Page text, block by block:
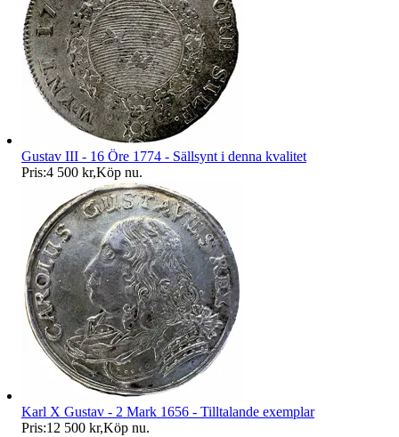
Gustav III - 16 Öre 1774 - Sällsynt i denna kvalitet
Pris:4 500 kr,Köp nu.
Karl X Gustav - 2 Mark 1656 - Tilltalande exemplar
Pris:12 500 kr,Köp nu.